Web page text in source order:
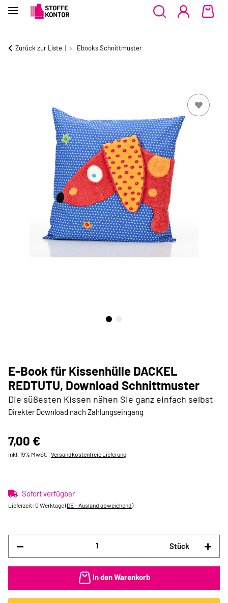
Zurück zur Liste Ebooks Schnittmuster
E-Book für Kissenhülle DACKEL
REDTUTU, Download Schnittmuster
Die süßesten Kissen nähen Sie ganz einfach selbst
Direkter Download nach Zahlungseingang
7,00 €
inkl. 19% MwSt. , Versandkostenfreie Lieferung
Sofort verfügbar
Lieferzeit: 0 Werktage(DE - Ausland abweichend)
Stück
In den Warenkorb